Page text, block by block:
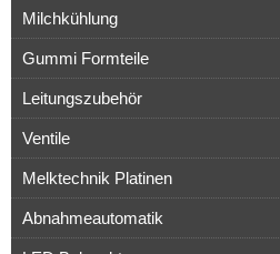
Milchkühlung
Gummi Formteile
Leitungszubehör
Ventile
Melktechnik Platinen
Abnahmeautomatik